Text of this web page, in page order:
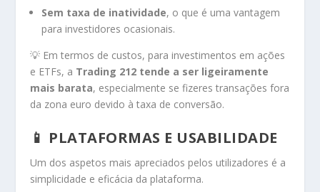
Sem taxa de inatividade, o que é uma vantagem
para investidores ocasionais.
💡 Em termos de custos, para investimentos em ações
e ETFs, a Trading 212 tende a ser ligeiramente
mais barata, especialmente se fizeres transações fora
da zona euro devido à taxa de conversão.
📱 PLATAFORMAS E USABILIDADE
Um dos aspetos mais apreciados pelos utilizadores é a
simplicidade e eficácia da plataforma.